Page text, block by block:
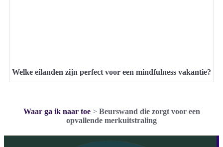
Welke eilanden zijn perfect voor een mindfulness vakantie?
Waar ga ik naar toe> Beurswand die zorgt voor een
opvallende merkuitstraling